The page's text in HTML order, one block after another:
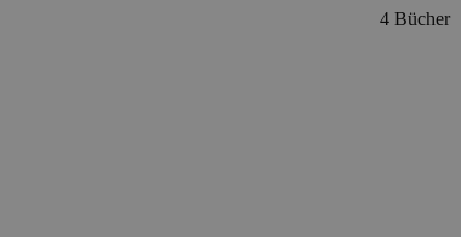
4 Bücher